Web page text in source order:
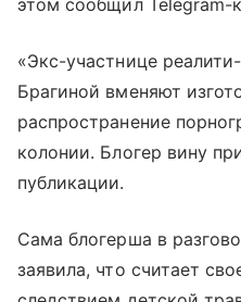
«Экс-участнице
Брагиной вменяют
распространение
колонии. Блогер вину
публикации.
Сама блогерша в
заявила, что считает